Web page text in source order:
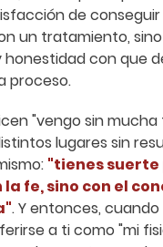
de conseguir
un tratamiento,
honestidad con que
proceso.
"vengo sin mucha
lugares sin
"tienes suerte
fe, sino con el
. Y entonces,
a ti como "mi